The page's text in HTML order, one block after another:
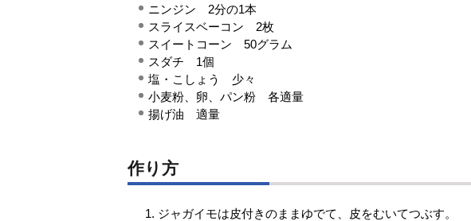
ニンジン 2分の1本
スライスベーコン 2枚
スイートコーン 50グラム
スダチ 1個
塩・こしょう 少々
小麦粉、卵、パン粉 各適量
揚げ油 適量
作り方
ジャガイモは皮付きのままゆでて、皮をむいてつぶす。